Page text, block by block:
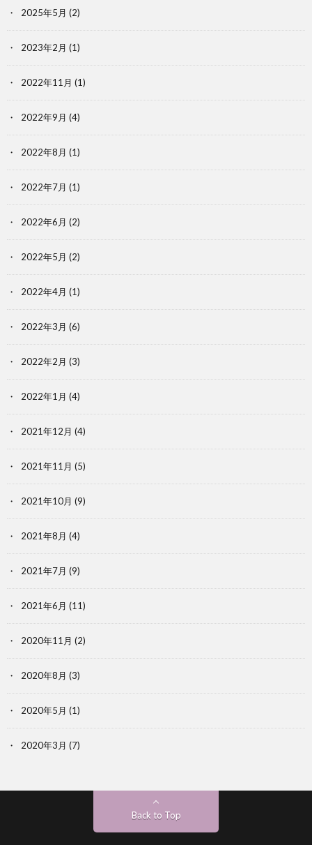
2025年5月 (2)
2023年2月 (1)
2022年11月 (1)
2022年9月 (4)
2022年8月 (1)
2022年7月 (1)
2022年6月 (2)
2022年5月 (2)
2022年4月 (1)
2022年3月 (6)
2022年2月 (3)
2022年1月 (4)
2021年12月 (4)
2021年11月 (5)
2021年10月 (9)
2021年8月 (4)
2021年7月 (9)
2021年6月 (11)
2020年11月 (2)
2020年8月 (3)
2020年5月 (1)
2020年3月 (7)
Back to Top